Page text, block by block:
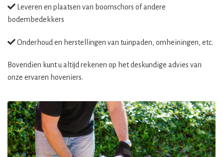
Leveren en plaatsen van boomschors of andere
bodembedekkers
Onderhoud en herstellingen van tuinpaden, omheiningen, etc.
Bovendien kunt u altijd rekenen op het deskundige advies van
onze ervaren hoveniers.